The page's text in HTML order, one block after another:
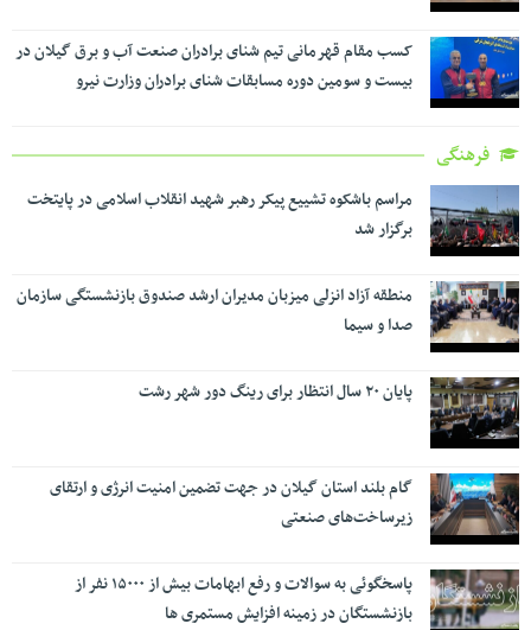
کسب مقام قهرمانی تیم شنای برادران صنعت آب و برق گیلان در
بیست و سومین دوره مسابقات شنای برادران وزارت نیرو
فرهنگی
مراسم باشکوه تشییع پیکر رهبر شهید انقلاب اسلامی در پایتخت
برگزار شد
منطقه آزاد انزلی میزبان مدیران ارشد صندوق بازنشستگی سازمان
صدا و سیما
پایان ۲۰ سال انتظار برای رینگ دور شهر رشت
گام بلند استان گیلان در جهت تضمین امنیت انرژی و ارتقای
زیرساخت‌های صنعتی
پاسخگوئی به سوالات و رفع ابهامات بیش از ۱۵۰۰۰ نفر از
بازنشستگان در زمینه افزایش مستمری ها